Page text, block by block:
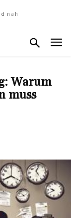
nah
Warum
muss